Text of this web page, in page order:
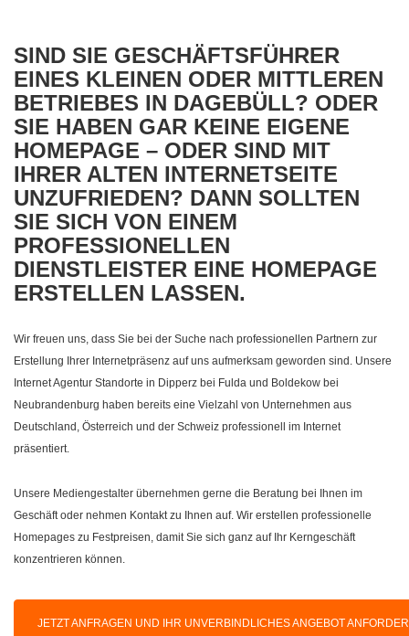
SIND SIE GESCHÄFTSFÜHRER
EINES KLEINEN ODER MITTLEREN
BETRIEBES IN DAGEBÜLL? ODER
SIE HABEN GAR KEINE EIGENE
HOMEPAGE – ODER SIND MIT
IHRER ALTEN INTERNETSEITE
UNZUFRIEDEN? DANN SOLLTEN
SIE SICH VON EINEM
PROFESSIONELLEN
DIENSTLEISTER EINE HOMEPAGE
ERSTELLEN LASSEN.
Wir freuen uns, dass Sie bei der Suche nach professionellen Partnern zur
Erstellung Ihrer Internetpräsenz auf uns aufmerksam geworden sind. Unsere
Internet Agentur Standorte in Dipperz bei Fulda und Boldekow bei
Neubrandenburg haben bereits eine Vielzahl von Unternehmen aus
Deutschland, Österreich und der Schweiz professionell im Internet
präsentiert.
Unsere Mediengestalter übernehmen gerne die Beratung bei Ihnen im
Geschäft oder nehmen Kontakt zu Ihnen auf. Wir erstellen professionelle
Homepages zu Festpreisen, damit Sie sich ganz auf Ihr Kerngeschäft
konzentrieren können.
JETZT ANFRAGEN UND IHR UNVERBINDLICHES ANGEBOT